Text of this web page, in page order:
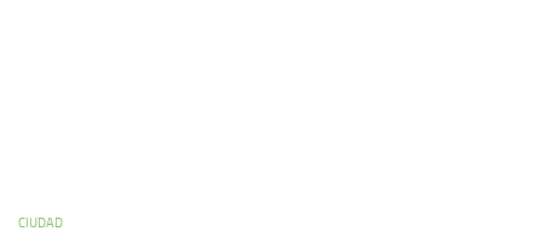
CIUDAD